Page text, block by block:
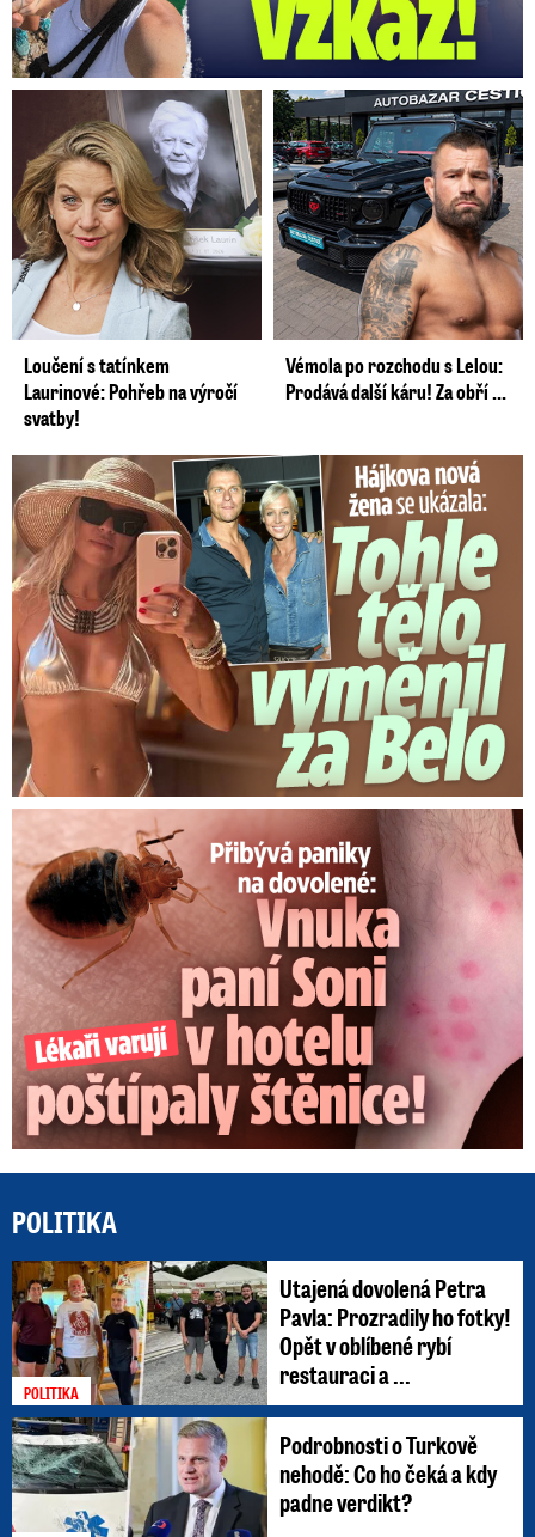
Loučení s tatínkem
Laurinové: Pohřeb na výročí
svatby!
Vémola po rozchodu s Lelou:
Prodává další káru! Za obří ...
Tohle tělo nahradilo Belo: Nová partnerka se ukázala...
Panika na dovolené: Vnuka Soni v hotelu poštípaly štěnice!
POLITIKA
POLITIKA
Utajená dovolená Petra
Pavla: Prozradily ho fotky!
Opět v oblíbené rybí
restauraci a ...
Podrobnosti o Turkově
nehodě: Co ho čeká a kdy
padne verdikt?